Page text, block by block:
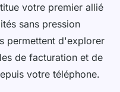
votre premier allié
sans pression
permettent d'explorer
de facturation et de
votre téléphone.